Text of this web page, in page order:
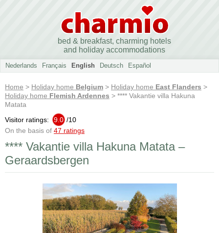
bed & breakfast, charming hotels
and holiday accommodations
Nederlands Français English Deutsch Español
Home > Holiday home Belgium > Holiday home East Flanders >
Holiday home Flemish Ardennes > **** Vakantie villa Hakuna
Matata
Visitor ratings:
9.0 /10
On the basis of 47 ratings
**** Vakantie villa Hakuna Matata –
Geraardsbergen